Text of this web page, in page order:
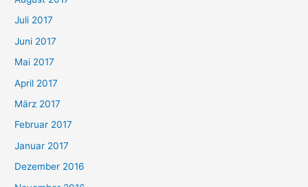
Juli 2017
Juni 2017
Mai 2017
April 2017
März 2017
Februar 2017
Januar 2017
Dezember 2016